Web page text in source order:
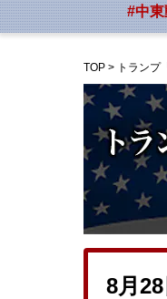
#中
TOP > トランプ
8月